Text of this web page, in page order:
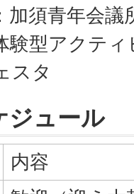
加須青年会
験型アクテ
スタ
ジュール
内容